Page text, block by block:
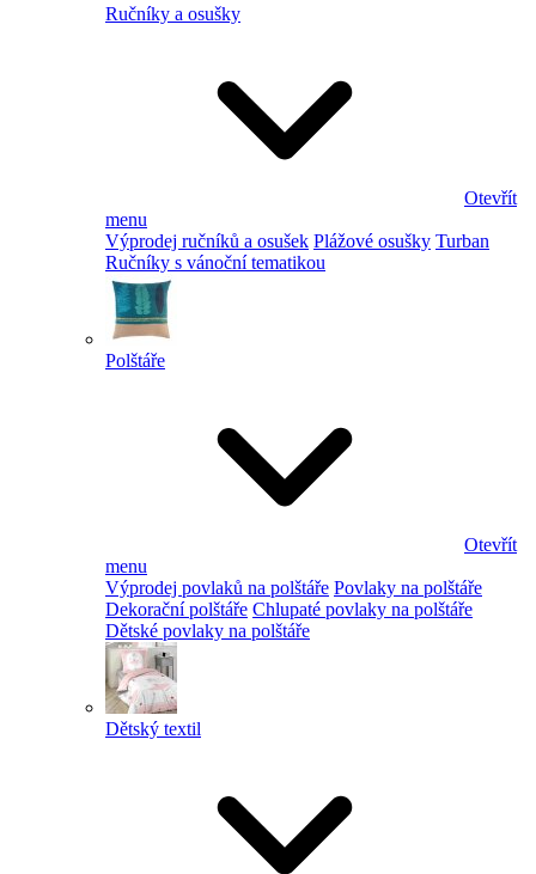
Ručníky a osušky
Otevřít
menu
Výprodej ručníků a osušek Plážové osušky Turban
Ručníky s vánoční tematikou
Polštáře
Otevřít
menu
Výprodej povlaků na polštáře Povlaky na polštáře
Dekorační polštáře Chlupaté povlaky na polštáře
Dětské povlaky na polštáře
Dětský textil